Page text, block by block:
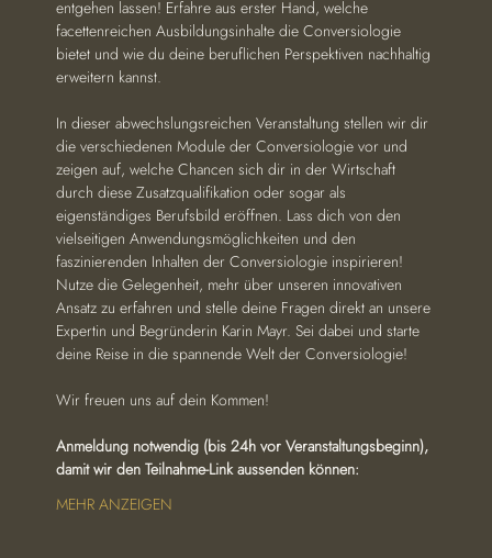
entgehen lassen! Erfahre aus erster Hand, welche
facettenreichen Ausbildungsinhalte die Conversiologie
bietet und wie du deine beruflichen Perspektiven nachhaltig
erweitern kannst.
In dieser abwechslungsreichen Veranstaltung stellen wir dir
die verschiedenen Module der Conversiologie vor und
zeigen auf, welche Chancen sich dir in der Wirtschaft
durch diese Zusatzqualifikation oder sogar als
eigenständiges Berufsbild eröffnen. Lass dich von den
vielseitigen Anwendungsmöglichkeiten und den
faszinierenden Inhalten der Conversiologie inspirieren!
Nutze die Gelegenheit, mehr über unseren innovativen
Ansatz zu erfahren und stelle deine Fragen direkt an unsere
Expertin und Begründerin Karin Mayr. Sei dabei und starte
deine Reise in die spannende Welt der Conversiologie!
Wir freuen uns auf dein Kommen!
Anmeldung notwendig (bis 24h vor Veranstaltungsbeginn),
damit wir den Teilnahme-Link aussenden können:
MEHR ANZEIGEN